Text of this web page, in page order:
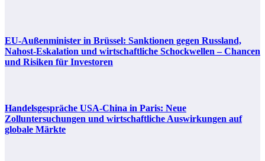
EU-Außenminister in Brüssel: Sanktionen gegen Russland,
Nahost-Eskalation und wirtschaftliche Schockwellen – Chancen
und Risiken für Investoren
Handelsgespräche USA-China in Paris: Neue
Zolluntersuchungen und wirtschaftliche Auswirkungen auf
globale Märkte